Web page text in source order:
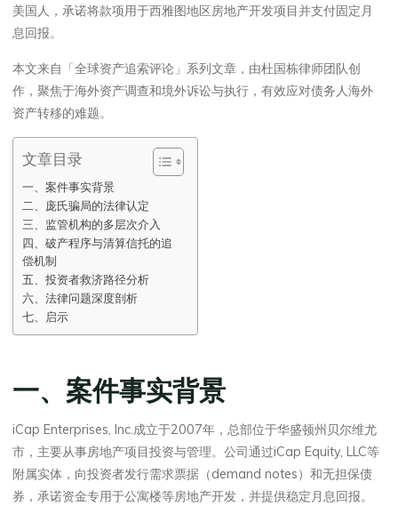
美国人，承诺将款项用于西雅图地区房地产开发项目并支付固定月
息回报。
本文来自「全球资产追索评论」系列文章，由杜国栋律师团队创
作，聚焦于海外资产调查和境外诉讼与执行，有效应对债务人海外
资产转移的难题。
文章目录
一、案件事实背景
二、庞氏骗局的法律认定
三、监管机构的多层次介入
四、破产程序与清算信托的追
偿机制
五、投资者救济路径分析
六、法律问题深度剖析
七、启示
一、案件事实背景
iCap Enterprises, Inc.成立于2007年，总部位于华盛顿州贝尔维尤
市，主要从事房地产项目投资与管理。公司通过iCap Equity, LLC等
附属实体，向投资者发行需求票据（demand notes）和无担保债
券，承诺资金专用于公寓楼等房地产开发，并提供稳定月息回报。